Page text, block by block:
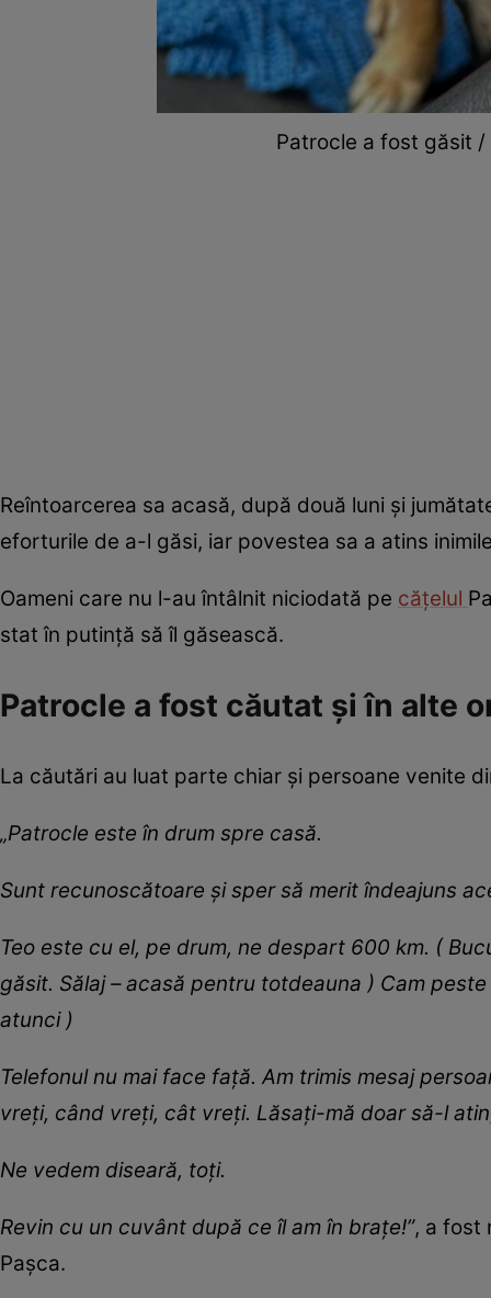
Patrocle a fost găsit
Reîntoarcerea sa acasă, după două luni și
eforturile de a-l găsi, iar povestea sa a atins
Oameni care nu l-au întâlnit niciodată pe cățelul
stat în putință să îl găsească.
Patrocle a fost căutat și în alte
La căutări au luat parte chiar și persoane venite
„Patrocle este în drum spre casă.
Sunt recunoscătoare și sper să merit îndeajuns
Teo este cu el, pe drum, ne despart 600 km. (
găsit. Sălaj – acasă pentru totdeauna ) Cam
atunci )
Telefonul nu mai face față. Am trimis mesaj
vreți, când vreți, cât vreți. Lăsați-mă doar să-l
Ne vedem diseară, toți.
Revin cu un cuvânt după ce îl am în brațe!”, a fost
Paşca.